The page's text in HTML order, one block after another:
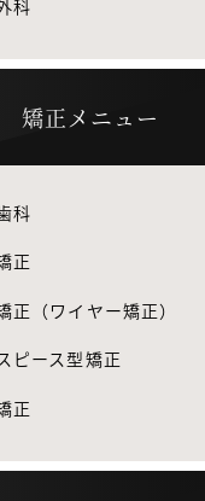
科
矯正メニュー
科
正
正（ワイヤー矯正）
ピース型矯正
正